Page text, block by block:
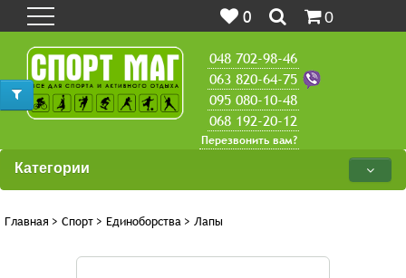
0 0
048 702-98-46
063 820-64-75
095 080-10-48
068 192-20-12
Перезвонить вам?
Категории
Главная > Спорт > Единоборства > Лапы